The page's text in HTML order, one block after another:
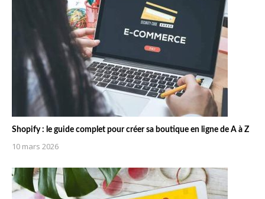
Shopify : le guide complet pour créer sa boutique en ligne de A à Z
10 mars 2026